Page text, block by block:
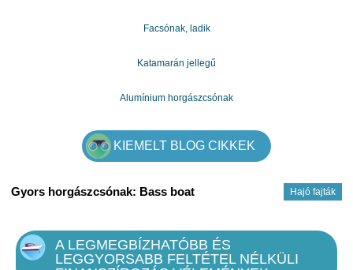
Facsónak, ladik
Katamarán jellegű
Alumínium horgászcsónak
KIEMELT BLOG CIKKEK
Hajó fajták
Gyors horgászcsónak: Bass boat
A LEGMEGBÍZHATÓBB ÉS
LEGGYORSABB FELTÉTEL NÉLKÜLI